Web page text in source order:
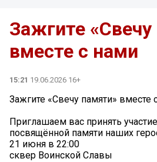
Зажгите
вместе с нами ️
15:21 19.06.2026 16+
Зажгите «Свечу памяти» вместе
Приглашаем вас принять
посвящённой памяти наших
21 июня в 22:00
сквер Воинской Славы